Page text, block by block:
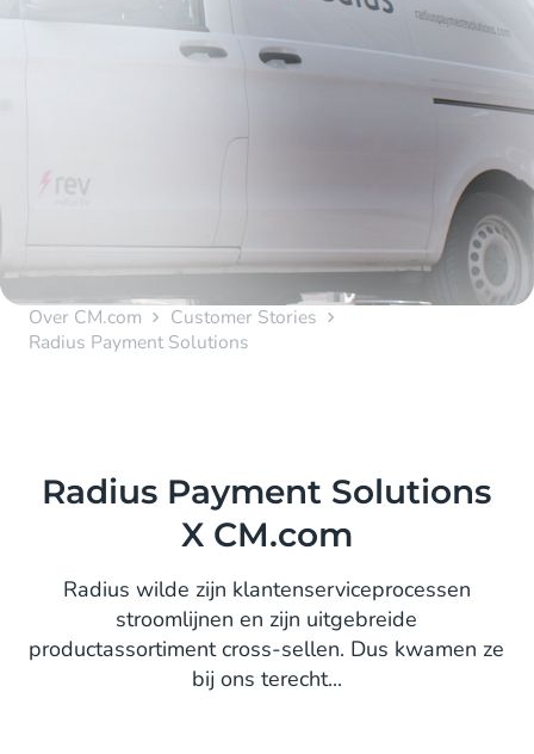
Over CM.com
Customer Stories
Radius Payment Solutions
Radius Payment Solutions
X CM.com
Radius wilde zijn klantenserviceprocessen
stroomlijnen en zijn uitgebreide
productassortiment cross-sellen. Dus kwamen ze
bij ons terecht...